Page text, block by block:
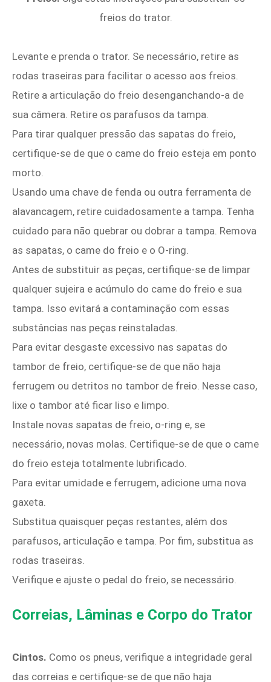
freios do trator.
Levante e prenda o trator. Se necessário, retire as
rodas traseiras para facilitar o acesso aos freios.
Retire a articulação do freio desenganchando-a de
sua câmera. Retire os parafusos da tampa.
Para tirar qualquer pressão das sapatas do freio,
certifique-se de que o came do freio esteja em ponto
morto.
Usando uma chave de fenda ou outra ferramenta de
alavancagem, retire cuidadosamente a tampa. Tenha
cuidado para não quebrar ou dobrar a tampa. Remova
as sapatas, o came do freio e o O-ring.
Antes de substituir as peças, certifique-se de limpar
qualquer sujeira e acúmulo do came do freio e sua
tampa. Isso evitará a contaminação com essas
substâncias nas peças reinstaladas.
Para evitar desgaste excessivo nas sapatas do
tambor de freio, certifique-se de que não haja
ferrugem ou detritos no tambor de freio. Nesse caso,
lixe o tambor até ficar liso e limpo.
Instale novas sapatas de freio, o-ring e, se
necessário, novas molas. Certifique-se de que o came
do freio esteja totalmente lubrificado.
Para evitar umidade e ferrugem, adicione uma nova
gaxeta.
Substitua quaisquer peças restantes, além dos
parafusos, articulação e tampa. Por fim, substitua as
rodas traseiras.
Verifique e ajuste o pedal do freio, se necessário.
Correias, Lâminas e Corpo do Trator
Cintos. Como os pneus, verifique a integridade geral
das correias e certifique-se de que não haja